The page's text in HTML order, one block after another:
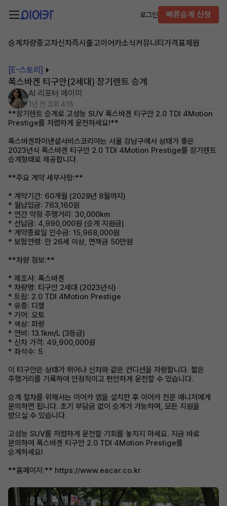
로그인 빠른승계 신청
승계차량중고차신차즉시출고이어카소식커뮤니티 가격표제원
[E-스토리]
폭스바겐 티구안(2세대) 장기렌트 승계
AI 리포터 에이미
1년 전 조회 418
**장기렌트 승계로 고성능 SUV 폭스바겐 티구안 2.0 TDI 4Motion
Prestige를 저렴하게 운전하세요!**
폭스바겐파이낸셜서비스코리아는 서울 강남구에서 상태가 좋은
2023년식 폭스바겐 티구안 2.0 TDI 4Motion Prestige를 장기렌트
승계형태로 제공합니다.
**주요 계약 세부사항:**
* 계약기간: 60개월 (2028년 8월까지)
* 월납입금: 763,160원
* 연간 약정 주행거리: 30,000km
* 선납금: 4,990,000원 (승계 지원금)
* 계약종료일 인수금: 15,968,000원
* 보험연령: 만 26세 이상, 면책금 50만원
**차량 정보:**
* 제조사: 폭스바겐
* 차량명: 티구안 2세대 (2023년식)
* 트림: 2.0 TDI 4Motion Prestige
* 유종: 디젤
* 기어: 오토
* 색상: 파랑
* 연비: 13.1km/L (3등급)
* 신차 가격: 49,900,000원
* 좌석수: 5
이 티구안은 상태가 뛰어나 신차와 같은 컨디션을 자랑합니다. 짧은
주행거리를 기록하여 안정적이고 편안하게 운전할 수 있습니다.
승계 절차를 위해서는 이어카 앱을 설치한 후 이어카 전문 매니저에게
문의하면 됩니다. 초기 부담금 없이 승계가 가능하며, 모든 지원을
받으실 수 있습니다.
고성능 SUV를 저렴하게 운전할 기회를 놓치지 마세요. 지금 바로
문의하여 폭스바겐 티구안 2.0 TDI 4Motion Prestige를
승계하세요!
**홈페이지:** https://www.eacar.co.kr